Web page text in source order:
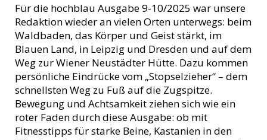
Für die hochblau Ausgabe 9-10/2025 war unsere
Redaktion wieder an vielen Orten unterwegs: beim
Waldbaden, das Körper und Geist stärkt, im
Blauen Land, in Leipzig und Dresden und auf dem
Weg zur Wiener Neustädter Hütte. Dazu kommen
persönliche Eindrücke vom „Stopselzieher“ – dem
schnellsten Weg zu Fuß auf die Zugspitze.
Bewegung und Achtsamkeit ziehen sich wie ein
roter Faden durch diese Ausgabe: ob mit
Fitnesstipps für starke Beine, Kastanien in den